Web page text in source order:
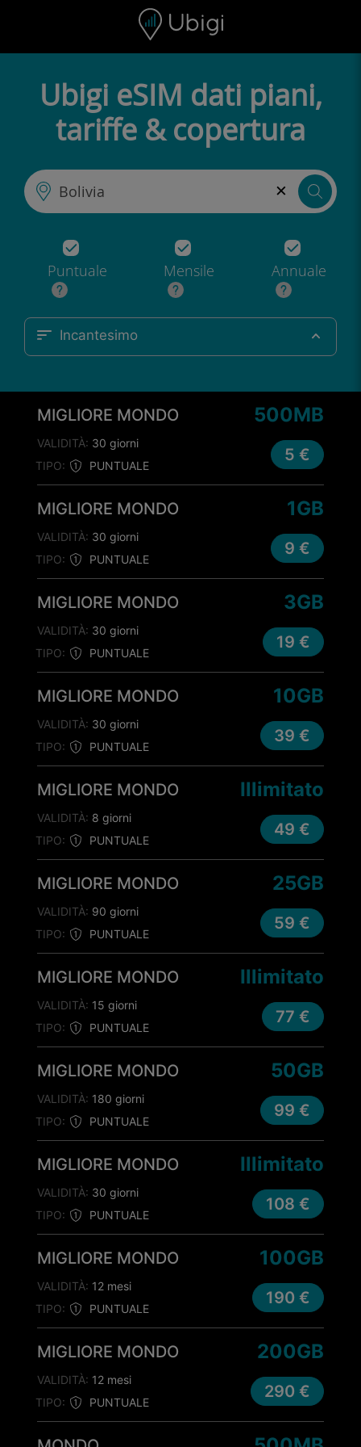
Barra di navigazione
Ubigi eSIM dati piani,
tariffe & copertura
×
Puntuale Mensile Annuale
Incantesimo
MIGLIORE MONDO
TIPO: PUNTUALE
500MB
VALIDITÀ: 30 giorni
5 €
MIGLIORE MONDO
TIPO: PUNTUALE
1GB
VALIDITÀ: 30 giorni
9 €
MIGLIORE MONDO
TIPO: PUNTUALE
3GB
VALIDITÀ: 30 giorni
19 €
MIGLIORE MONDO
TIPO: PUNTUALE
10GB
VALIDITÀ: 30 giorni
39 €
MIGLIORE MONDO
TIPO: PUNTUALE
Illimitato
VALIDITÀ: 8 giorni
49 €
MIGLIORE MONDO
TIPO: PUNTUALE
25GB
VALIDITÀ: 90 giorni
59 €
MIGLIORE MONDO
TIPO: PUNTUALE
Illimitato
VALIDITÀ: 15 giorni
77 €
MIGLIORE MONDO
TIPO: PUNTUALE
50GB
VALIDITÀ: 180 giorni
99 €
MIGLIORE MONDO
TIPO: PUNTUALE
Illimitato
VALIDITÀ: 30 giorni
108 €
MIGLIORE MONDO
TIPO: PUNTUALE
100GB
VALIDITÀ: 12 mesi
190 €
MIGLIORE MONDO
TIPO: PUNTUALE
200GB
VALIDITÀ: 12 mesi
290 €